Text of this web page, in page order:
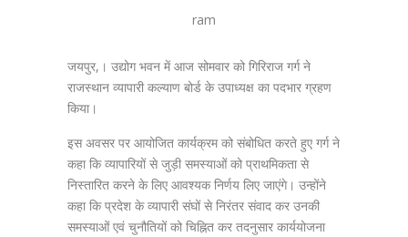
ram
जयपुर,। उद्योग भवन में आज सोमवार को गिरिराज गर्ग ने
राजस्थान व्यापारी कल्याण बोर्ड के उपाध्यक्ष का पदभार ग्रहण
किया।
इस अवसर पर आयोजित कार्यक्रम को संबोधित करते हुए गर्ग ने
कहा कि व्यापारियों से जुड़ी समस्याओं को प्राथमिकता से
निस्तारित करने के लिए आवश्यक निर्णय लिए जाएंगे। उन्होंने
कहा कि प्रदेश के व्यापारी संघों से निरंतर संवाद कर उनकी
समस्याओं एवं चुनौतियों को चिह्नित कर तदनुसार कार्ययोजना